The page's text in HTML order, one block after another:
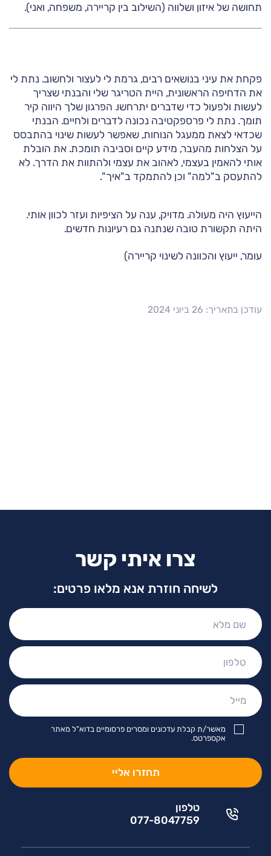
תחושה של איזון ושלווה (השילוב בין קריירה, משפחה, ואני).
פקחת את עיני בנושאים רבים, גרמת לי לעצור ולחשוב. נתת לי
את הדחיפה הראשונית, היית הטריגר שלי והבנתי שצריך
לעשות ולפעול כדי שדברים יתרחשו. הפרגון שלך היווה קיר
תומך. נתת לי פרספקטיבה נכונה לדברים ולחיים. הבנתי
שכדאי לצאת ממעגל הנוחות, שאפשר לעשות שינוי בהתבסס
על הצלחות מהעבר, מידע קיים וסביבה תומכת. את הובלת
אותי להאמין בעצמי, לאהוב את עצמי ולהתוות את הדרך. לא
להתעסק ב"למה" וכן להתמקד ב"איך".
הייעוץ היה מעולה. מדויק, ענה על הציפיות ועזר לכוון אותי.
היתה תקשורת טובה שנתנה גם רעיונות חדשים.
עומר, ייעוץ והכוונה לשינוי קריירה)
עודכן בתאריך: 26 ביוני 2024
צרו איתי קשר
לשיחה חוזרת אנא מלאו פרטים:
שם
מלא:
טלפון:
מייל:
מאשר/ת קבלת עדכונים ומסרים פרסומיים בדוא"ל מאתר
אקספרטס.
טלפון
077-8047759